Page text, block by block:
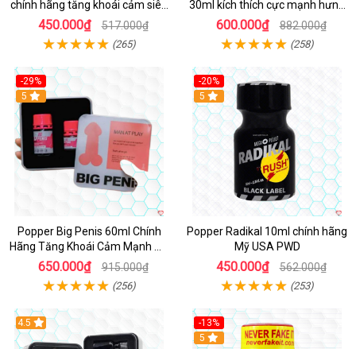
chính hãng tăng khoái cảm siêu
mạnh
450.000₫ 517.000₫
(265)
30ml kích thích cực mạnh hưng
phấn
600.000₫ 882.000₫
(258)
-29%
5
Popper Big Penis 60ml Chính
Hãng Tăng Khoái Cảm Mạnh Mẽ
An Toàn
650.000₫ 915.000₫
(256)
-20%
5
Popper Radikal 10ml chính hãng
Mỹ USA PWD
450.000₫ 562.000₫
(253)
4.5
-13%
Hot
5